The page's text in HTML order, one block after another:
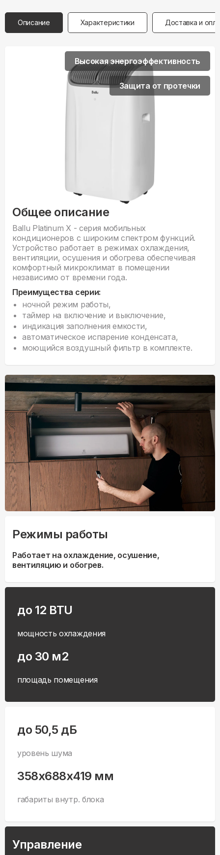
Описание Характеристики Доставка и
Общее описание
Ballu Platinum X - серия мобильных
кондиционеров с широким спектром функций.
Устройство работает в режимах охлаждения,
вентиляции, осушения и обогрева обеспечивая
комфортный микроклимат в помещении
независимо от времени года.
Преимущества серии:
ночной режим работы,
таймер на включение и выключение,
индикация заполнения емкости,
автоматическое испарение конденсата,
моющийся воздушный фильтр в комплекте.
Высокая энергоэффективность
Защита от протечки
Режимы работы
Работает на охлаждение, осушение,
вентиляцию и обогрев.
до 12 BTU
мощность охлаждения
до 30 м2
площадь помещения
до 50,5 дБ
уровень шума
358x688x419 мм
габариты внутр. блока
Управление